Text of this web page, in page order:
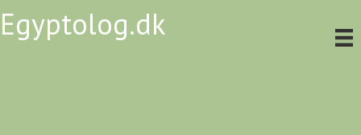
Egyptolog.dk